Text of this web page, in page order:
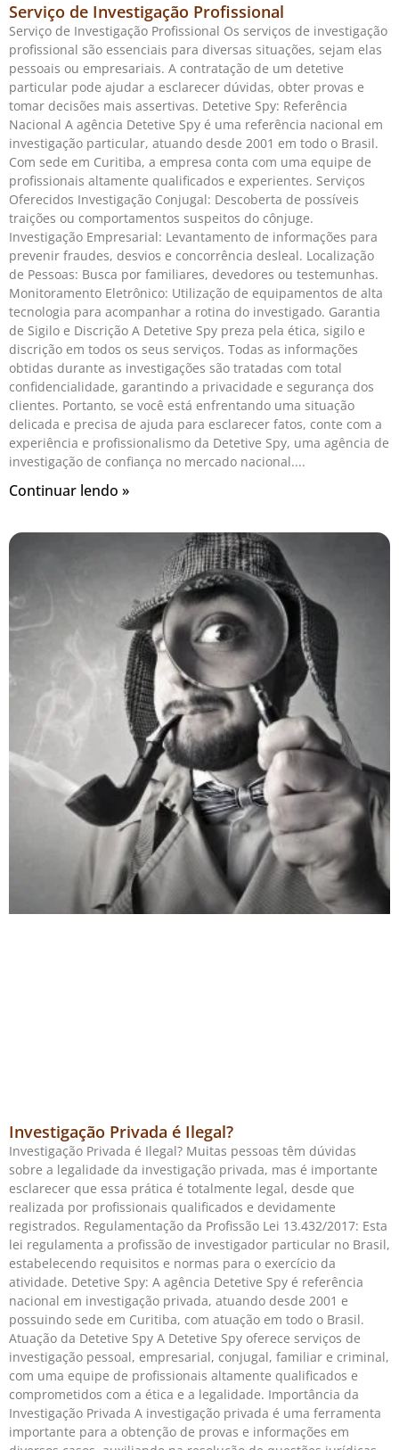
Serviço de Investigação Profissional
Serviço de Investigação Profissional Os serviços de investigação
profissional são essenciais para diversas situações, sejam elas
pessoais ou empresariais. A contratação de um detetive
particular pode ajudar a esclarecer dúvidas, obter provas e
tomar decisões mais assertivas. Detetive Spy: Referência
Nacional A agência Detetive Spy é uma referência nacional em
investigação particular, atuando desde 2001 em todo o Brasil.
Com sede em Curitiba, a empresa conta com uma equipe de
profissionais altamente qualificados e experientes. Serviços
Oferecidos Investigação Conjugal: Descoberta de possíveis
traições ou comportamentos suspeitos do cônjuge.
Investigação Empresarial: Levantamento de informações para
prevenir fraudes, desvios e concorrência desleal. Localização
de Pessoas: Busca por familiares, devedores ou testemunhas.
Monitoramento Eletrônico: Utilização de equipamentos de alta
tecnologia para acompanhar a rotina do investigado. Garantia
de Sigilo e Discrição A Detetive Spy preza pela ética, sigilo e
discrição em todos os seus serviços. Todas as informações
obtidas durante as investigações são tratadas com total
confidencialidade, garantindo a privacidade e segurança dos
clientes. Portanto, se você está enfrentando uma situação
delicada e precisa de ajuda para esclarecer fatos, conte com a
experiência e profissionalismo da Detetive Spy, uma agência de
investigação de confiança no mercado nacional.
Continuar lendo »
Investigação Privada é Ilegal?
Investigação Privada é Ilegal? Muitas pessoas têm dúvidas
sobre a legalidade da investigação privada, mas é importante
esclarecer que essa prática é totalmente legal, desde que
realizada por profissionais qualificados e devidamente
registrados. Regulamentação da Profissão Lei 13.432/2017: Esta
lei regulamenta a profissão de investigador particular no Brasil,
estabelecendo requisitos e normas para o exercício da
atividade. Detetive Spy: A agência Detetive Spy é referência
nacional em investigação privada, atuando desde 2001 e
possuindo sede em Curitiba, com atuação em todo o Brasil.
Atuação da Detetive Spy A Detetive Spy oferece serviços de
investigação pessoal, empresarial, conjugal, familiar e criminal,
com uma equipe de profissionais altamente qualificados e
comprometidos com a ética e a legalidade. Importância da
Investigação Privada A investigação privada é uma ferramenta
importante para a obtenção de provas e informações em